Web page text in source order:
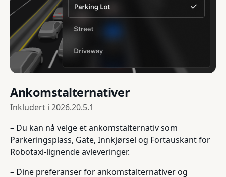
Ankomstalternativer
Inkludert i 2026.20.5.1
– Du kan nå velge et ankomstalternativ som
Parkeringsplass, Gate, Innkjørsel og Fortauskant for
Robotaxi-lignende avleveringer.
– Dine preferanser for ankomstalternativer og